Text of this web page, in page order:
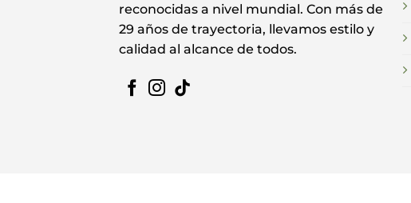
reconocidas a nivel mundial. Con más de
29 años de trayectoria, llevamos estilo y
calidad al alcance de todos.